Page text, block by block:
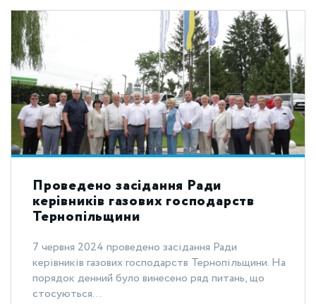
Проведено засідання Ради
керівників газових господарств
Тернопільщини
7 червня 2024 проведено засідання Ради
керівників газових господарств Тернопільщини. На
порядок денний було винесено ряд питань, що
стосуються...